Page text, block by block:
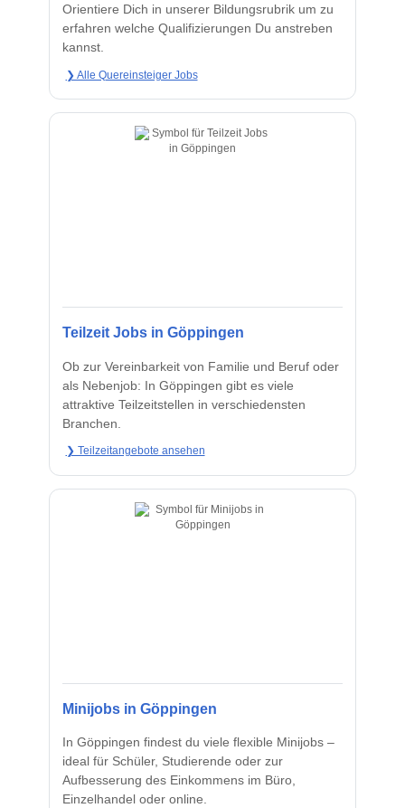
Orientiere Dich in unserer Bildungsrubrik um zu
erfahren welche Qualifizierungen Du anstreben
kannst.
❯ Alle Quereinsteiger Jobs
Teilzeit Jobs in Göppingen
Ob zur Vereinbarkeit von Familie und Beruf oder
als Nebenjob: In Göppingen gibt es viele
attraktive Teilzeitstellen in verschiedensten
Branchen.
❯ Teilzeitangebote ansehen
Minijobs in Göppingen
In Göppingen findest du viele flexible Minijobs –
ideal für Schüler, Studierende oder zur
Aufbesserung des Einkommens im Büro,
Einzelhandel oder online.